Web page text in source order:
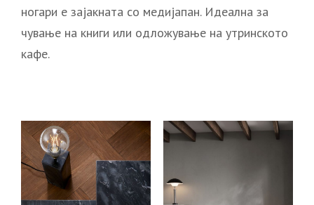
ногари е зајакната со медијапан. Идеална за
чување на книги или одложување на утринското
кафе.